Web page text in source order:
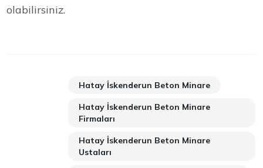
olabilirsiniz.
Hatay İskenderun Beton Minare
Hatay İskenderun Beton Minare
Firmaları
Hatay İskenderun Beton Minare
Ustaları